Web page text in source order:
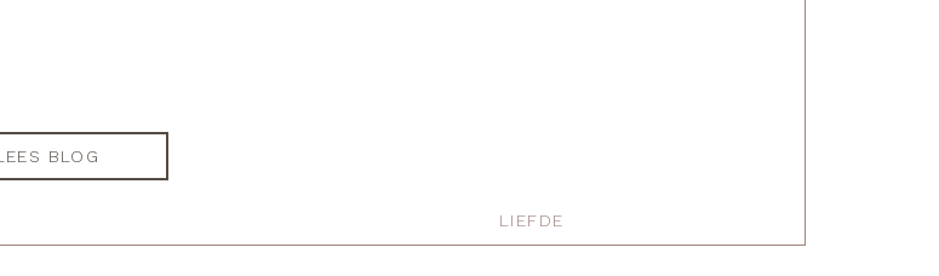
LIEFDE
BLOG